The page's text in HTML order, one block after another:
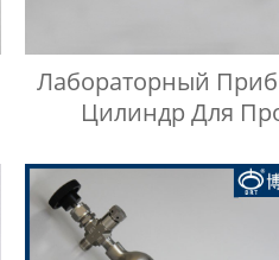
Лабораторный
Цилиндр Для
Газа